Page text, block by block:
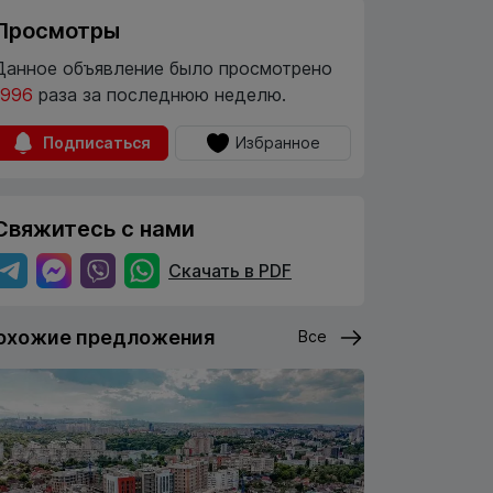
объявление было просмотрено
раза за последнюю неделю.
Подписаться Избранное
с нами
Скачать в PDF
предложения Все